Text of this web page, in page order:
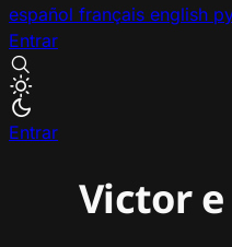
español français english
Entrar
Entrar
Victor